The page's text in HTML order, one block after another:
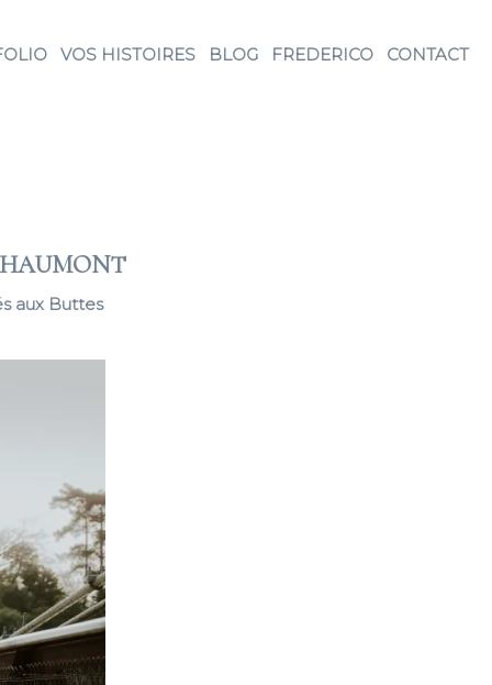
VOS HISTOIRES BLOG FREDERICO CONTACT
aux Buttes